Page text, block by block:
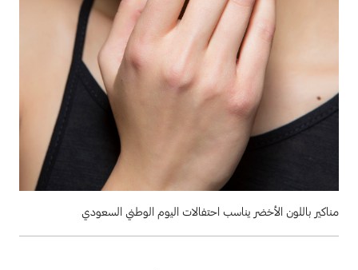
مناكير باللون الأخضر يناسب احتفالات اليوم الوطني السعودي